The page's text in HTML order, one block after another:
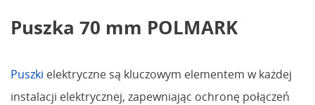
Puszka 70 mm POLMARK
Puszki elektryczne są kluczowym elementem w każdej
instalacji elektrycznej, zapewniając ochronę połączeń